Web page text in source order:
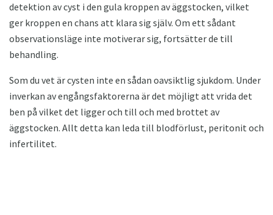
detektion av cyst i den gula kroppen av äggstocken, vilket
ger kroppen en chans att klara sig själv. Om ett sådant
observationsläge inte motiverar sig, fortsätter de till
behandling.
Som du vet är cysten inte en sådan oavsiktlig sjukdom. Under
inverkan av engångsfaktorerna är det möjligt att vrida det
ben på vilket det ligger och till och med brottet av
äggstocken. Allt detta kan leda till blodförlust, peritonit och
infertilitet.